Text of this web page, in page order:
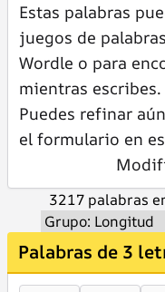
Estas palabras
juegos de
Wordle o para
mientras escribes.
Puedes refinar
el formulario en
3217 palabras
Palabras de 3